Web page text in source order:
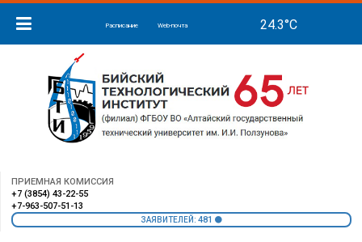
Расписание Web-почта
ПРИЕМНАЯ КОМИССИЯ
+7 (3854) 43-22-55
+7-963-507-51-13
ЗАЯВИТЕЛЕЙ: 481